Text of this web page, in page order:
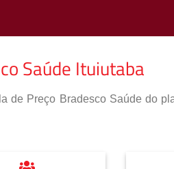
Saúde Ituiutaba
de Preço Bradesco Saúde do